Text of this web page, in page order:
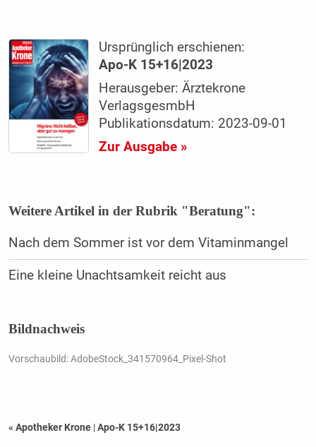
Ursprünglich erschienen:
Apo-K 15+16|2023
Herausgeber: Ärztekrone
VerlagsgesmbH
Publikationsdatum: 2023-09-01
Zur Ausgabe »
Weitere Artikel in der Rubrik "Beratung":
Nach dem Sommer ist vor dem Vitaminmangel
Eine kleine Unachtsamkeit reicht aus
Bildnachweis
Vorschaubild: AdobeStock_341570964_Pixel-Shot
« Apotheker Krone |Apo-K 15+16|2023